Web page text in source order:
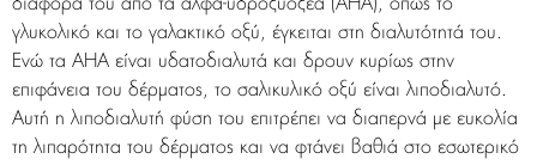
διαφορά του από τα άλφα-υδροξυοξέα (AHA), όπως το
γλυκολικό και το γαλακτικό οξύ, έγκειται στη διαλυτότητά του.
Ενώ τα AHA είναι υδατοδιαλυτά και δρουν κυρίως στην
επιφάνεια του δέρματος, το σαλικυλικό οξύ είναι λιποδιαλυτό.
Αυτή η λιποδιαλυτή φύση του επιτρέπει να διαπερνά με ευκολία
τη λιπαρότητα του δέρματος και να φτάνει βαθιά στο εσωτερικό